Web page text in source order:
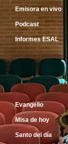
Emisora en vivo
Podcast
Informes ESAL
Inicio
Evangelio
Misa de hoy
Santo del día